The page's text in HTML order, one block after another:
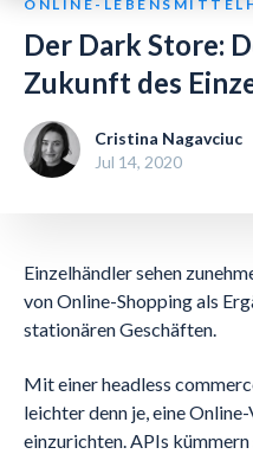
ONLINE-
Der Dark Store:
Zukunft des
Cristina Nagavciuc
Jul 14, 2020
Einzelhändler sehen
von Online-Shopping als
stationären Geschäften.
Mit einer headless
leichter denn je, eine
einzurichten. APIs kümmern